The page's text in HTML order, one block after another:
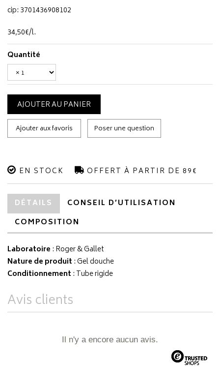
cip: 3701436908102
34,50€/l.
Quantité
AJOUTER AU PANIER
Ajouter aux favoris Poser une question
EN STOCK OFFERT À PARTIR DE 89€
DÉTAILS
CONSEIL D’UTILISATION
COMPOSITION
Laboratoire : Roger & Gallet
Nature de produit : Gel douche
Conditionnement : Tube rigide
Avis clients
Il n'y a encore aucun avis.